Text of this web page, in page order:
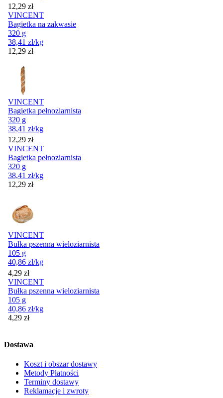
Cena
12,29 zł
VINCENT
Bagietka na zakwasie
320 g
38,41 zł/kg
Cena
12,29 zł
VINCENT
Bagietka pełnoziarnista
320 g
38,41 zł/kg
Cena
12,29 zł
VINCENT
Bagietka pełnoziarnista
320 g
38,41 zł/kg
Cena
12,29 zł
VINCENT
Bułka pszenna wieloziarnista
105 g
40,86 zł/kg
Cena
4,29 zł
VINCENT
Bułka pszenna wieloziarnista
105 g
40,86 zł/kg
Cena
4,29 zł
Dostawa
Koszt i obszar dostawy
Metody Płatności
Terminy dostawy
Reklamacje i zwroty